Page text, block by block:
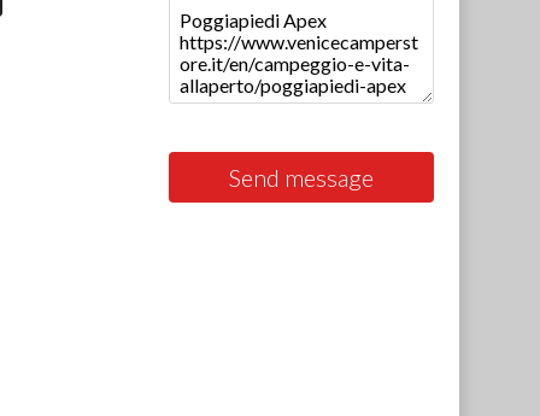
Send message